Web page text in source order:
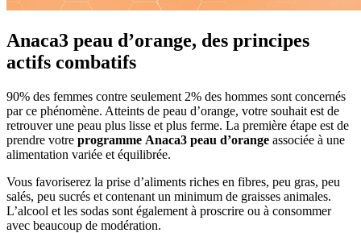
Anaca3 peau d’orange, des principes
actifs combatifs
90% des femmes contre seulement 2% des hommes sont concernés
par ce phénomène. Atteints de peau d’orange, votre souhait est de
retrouver une peau plus lisse et plus ferme. La première étape est de
prendre votre programme Anaca3 peau d’orange associée à une
alimentation variée et équilibrée.
Vous favoriserez la prise d’aliments riches en fibres, peu gras, peu
salés, peu sucrés et contenant un minimum de graisses animales.
L’alcool et les sodas sont également à proscrire ou à consommer
avec beaucoup de modération.